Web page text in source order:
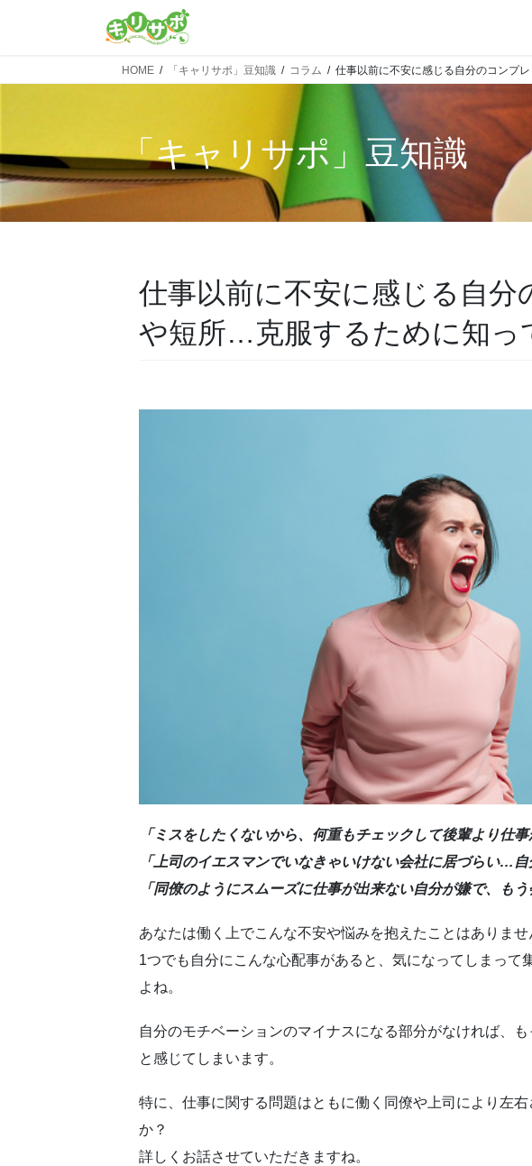
HOME 「キャリサポ」豆知識 コラム 仕事以前に不安に感じる自分のコンプ
「キャリサポ 」豆知識
仕事以前に不安に感じる自分
や短所…克服するために知っ
「ミスをしたくないから、何重もチェックして後輩より仕
「上司のイエスマンでいなきゃいけない会社に居づらい…自
「同僚のようにスムーズに仕事が出来ない自分が嫌で、もう
あなたは働く上でこんな不安や悩みを抱えたことはありませ
1つでも自分にこんな心配事があると、気になってしまって
よね。
自分のモチベーションのマイナスになる部分がなければ、
と感じてしまいます。
特に、仕事に関する問題はともに働く同僚や上司により左
か？
詳しくお話させていただきますね。